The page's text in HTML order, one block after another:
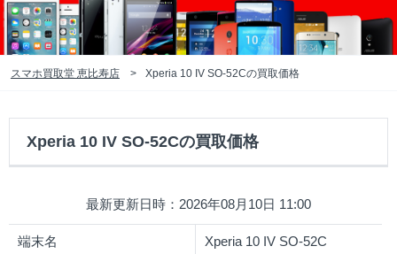
スマホ買取堂 恵比寿店 Xperia 10 IV SO-52Cの買取価格
Xperia 10 IV SO-52Cの買取価格
最新更新日時：2026年08月10日 11:00
端末名 Xperia 10 IV SO-52C